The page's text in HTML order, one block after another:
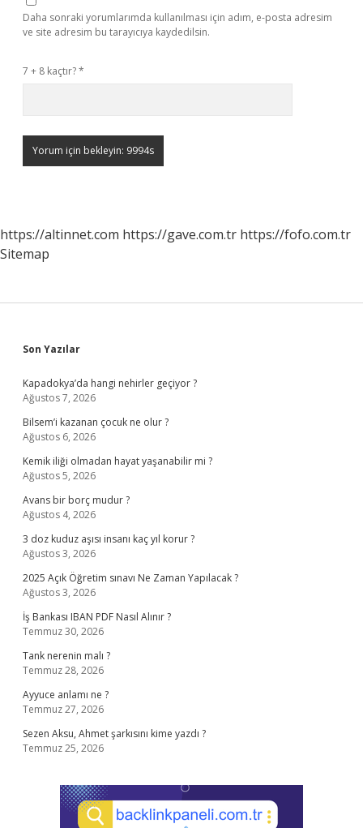
Daha sonraki yorumlarımda kullanılması için adım, e-posta adresim
ve site adresim bu tarayıcıya kaydedilsin.
7 + 8 kaçtır?*
https://altinnet.com https://gave.com.tr https://fofo.com.tr
Sitemap
Sidebar
Son Yazılar
Kapadokya’da hangi nehirler geçiyor ?
Ağustos 7, 2026
Bilsem’i kazanan çocuk ne olur ?
Ağustos 6, 2026
Kemik iliği olmadan hayat yaşanabilir mi ?
Ağustos 5, 2026
Avans bir borç mudur ?
Ağustos 4, 2026
3 doz kuduz aşısı insanı kaç yıl korur ?
Ağustos 3, 2026
2025 Açık Öğretim sınavı Ne Zaman Yapılacak ?
Ağustos 3, 2026
İş Bankası IBAN PDF Nasıl Alınır ?
Temmuz 30, 2026
Tank nerenin malı ?
Temmuz 28, 2026
Ayyuce anlamı ne ?
Temmuz 27, 2026
Sezen Aksu, Ahmet şarkısını kime yazdı ?
Temmuz 25, 2026